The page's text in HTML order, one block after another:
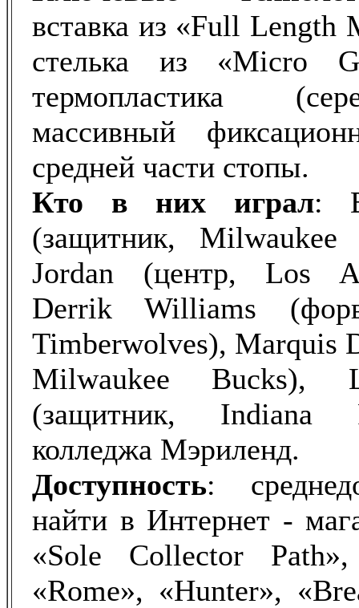
вставка из «Full Length
стелька из «Micro
термопластика
массивный
средней части стопы.
Кто в них играл:
(защитник, Milwaukee
Jordan (центр, Los
Derrik Williams
Timberwolves), Marquis
Milwaukee Bucks),
(защитник, Indiana
колледжа Мэриленд.
Доступность:
найти в Интернет -
«Sole Collector
«Rome», «Hunter»,